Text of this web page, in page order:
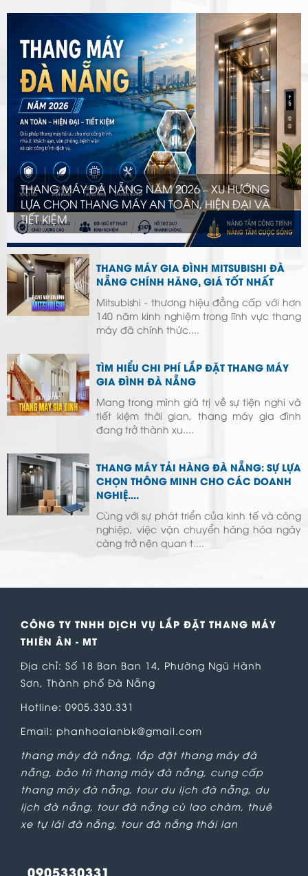
THANG MÁY ĐÀ NẴNG NĂM 2026 – XU HƯỚNG
LỰA CHỌN THANG MÁY AN TOÀN, HIỆN ĐẠI VÀ
TIẾT KIỆM
THANG MÁY GIA ĐÌNH MITSUBISHI ĐÀ
NẴNG CHÍNH HÃNG, GIÁ TỐT NHẤT
Mitsubishi - thương hiệu đẳng cấp với hơn
140 năm kinh nghiệm trong lĩnh vực thang
máy đã chính thức....
TÌM HIỂU CHI PHÍ LẮP ĐẶT THANG MÁY
GIA ĐÌNH ĐÀ NẴNG
Mang trong mình giá trị về sự tiện nghi và
tiết kiệm thời gian, thang máy gia đình
đang trở thành xu....
THANG MÁY TẢI HÀNG ĐÀ NẴNG: SỰ LỰA
CHỌN THÔNG MINH CHO CÁC DOANH
NGHIỆ....
Cùng với sự phát triển của kinh tế và công
nghiệp, việc vận chuyển hàng hóa ngày
càng trở nên quan t....
CÔNG TY TNHH DỊCH VỤ LẮP ĐẶT THANG MÁY
THIÊN ÂN - MT
Địa chỉ: Số 18 Ban Ban 14, Phường Ngũ Hành
Sơn, Thành phố Đà Nẵng
Hotline: 0905.330.331
Email: phanhoaianbk@gmail.com
thang máy đà nẵng, lắp đặt thang máy đà
nẵng, bảo trì thang máy đà nẵng, cung cấp
thang máy đà nẵng, tour du lịch đà nẵng, du
lịch đà nẵng, tour đà nẵng cù lao chàm, thuê
xe tự lái đà nẵng, tour đà nẵng thái lan
0905330331